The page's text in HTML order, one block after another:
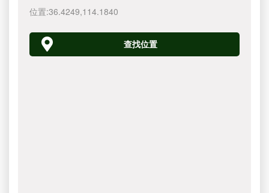
位置:36.4249,114.1840
查找位置